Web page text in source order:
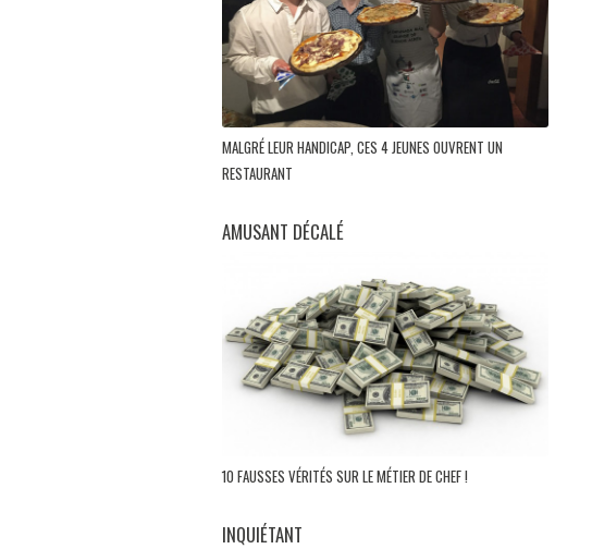
MALGRÉ LEUR HANDICAP, CES 4 JEUNES OUVRENT UN
RESTAURANT
AMUSANT DÉCALÉ
10 FAUSSES VÉRITÉS SUR LE MÉTIER DE CHEF !
INQUIÉTANT